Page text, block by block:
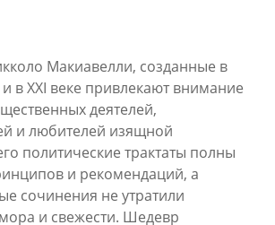
Макиавелли, созданные в
в XXI веке привлекают внимание
деятелей,
и любителей изящной
политические трактаты полны
и рекомендаций, а
сочинения не утратили
и свежести. Шедевр